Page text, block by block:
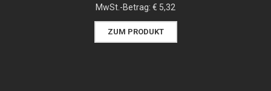
MwSt.-Betrag: € 5,32
ZUM PRODUKT